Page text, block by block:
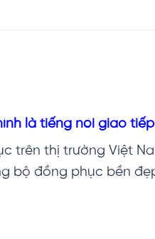
là tiếng nói giao
trên thị trường Việt
bộ đồng phục bền